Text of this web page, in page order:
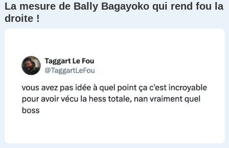
La mesure de Bally Bagayoko qui rend fou la
droite !